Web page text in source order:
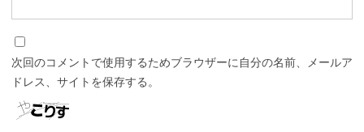
次回のコメントで使用するためブラウザーに自分の名前、メールア
ドレス、サイトを保存する。